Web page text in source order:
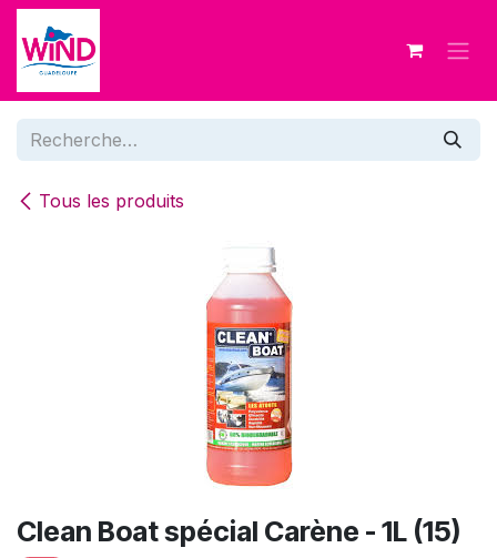
Se rendre au contenu
Tous les produits
Clean Boat spécial Carène - 1L (15)